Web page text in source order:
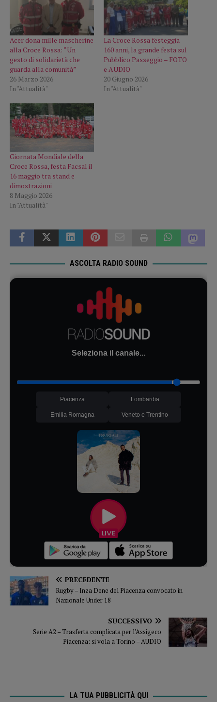
Acer dona mille mascherine
alla Croce Rossa: “Un
gesto di solidarietà che
guarda alla comunità”
26 Marzo 2026
In "Attualità"
La Croce Rossa festeggia
160 anni, la grande festa sul
Pubblico Passeggio – FOTO
e AUDIO
20 Giugno 2026
In "Attualità"
Giornata Mondiale della
Croce Rossa, festa Facsal il
16 maggio tra stand e
dimostrazioni
8 Maggio 2026
In "Attualità"
ASCOLTA RADIO SOUND
Seleziona il canale...
Piacenza Lombardia
Emilia Romagna Veneto e Trentino
PRECEDENTE
Rugby – Inza Dene del Piacenza convocato in
Nazionale Under 18
SUCCESSIVO
Serie A2 – Trasferta complicata per l’Assigeco
Piacenza: si vola a Torino – AUDIO
LA TUA PUBBLICITÀ QUI